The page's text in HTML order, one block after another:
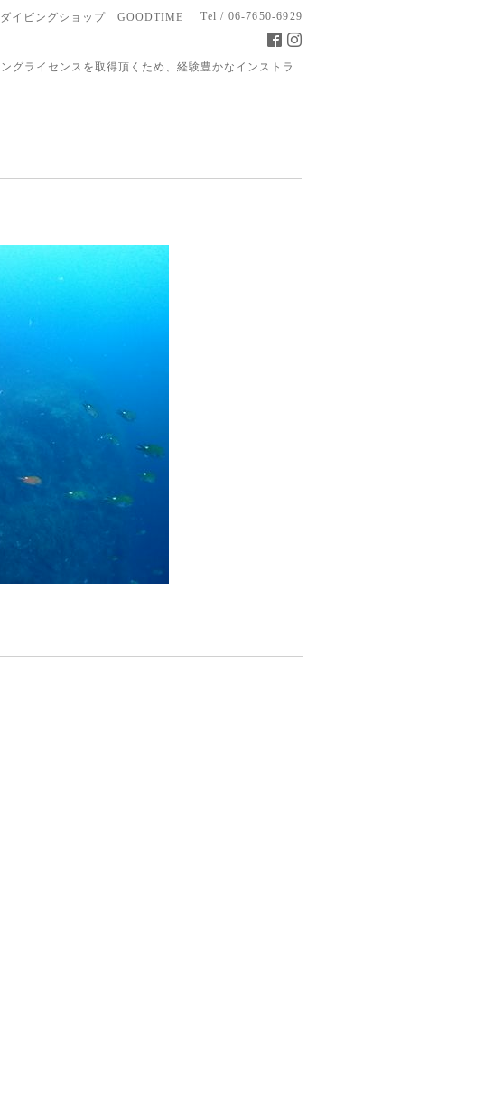
ダイビングショップ GOODTIME Tel / 06-7650-6929
グライセンスを取得頂くため、経験豊かなインストラ